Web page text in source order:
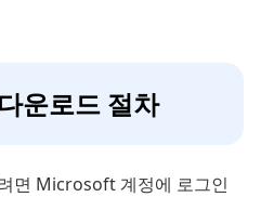
운로드 절차
면 Microsoft 계정에 로그인